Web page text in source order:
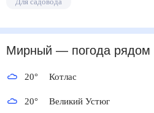
Мирный — погода рядом
20° Котлас
20° Великий Устюг